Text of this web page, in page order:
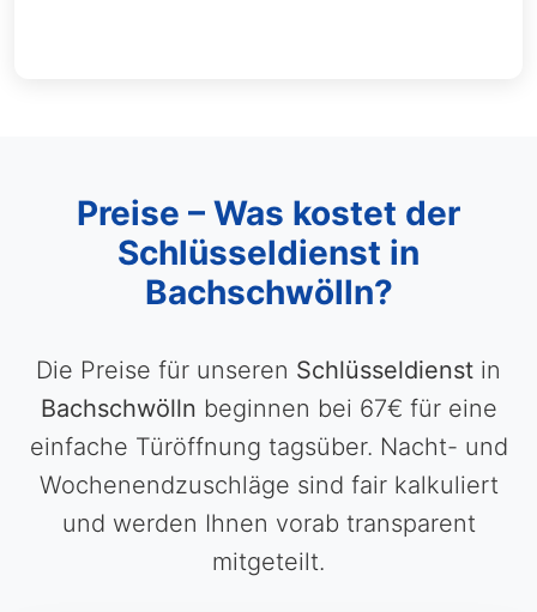
Preise – Was kostet der
Schlüsseldienst in
Bachschwölln?
Die Preise für unseren Schlüsseldienst in
Bachschwölln beginnen bei 67€ für eine
einfache Türöffnung tagsüber. Nacht- und
Wochenendzuschläge sind fair kalkuliert
und werden Ihnen vorab transparent
mitgeteilt.